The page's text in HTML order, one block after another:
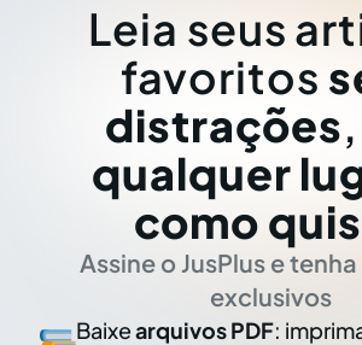
Leia seus
favoritos
distrações
qualquer
como
Assine o JusPlus e
exclusivos
Baixearquivos PDF: